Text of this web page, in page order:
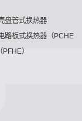
盘管式换热器
路板式换热器（PCHE）
）